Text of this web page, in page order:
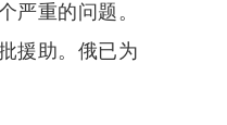
严重的问题。
援助。俄已为